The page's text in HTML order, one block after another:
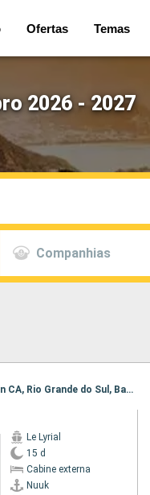
Ofertas Temas
2026 - 2027
Companhias
Itinerário : Nuuk, Qeqertarsuaq, Iqaluit, Grinell glacier, Akpatok, Nachvak fjord, Nain CA, Rio Grande do Sul, Battle Harbour, Adamstown, Twillengate, Bonavista, St Johns, Saint Pierre & Miquelon
Le Lyrial
15 d
Cabine externa
Nuuk